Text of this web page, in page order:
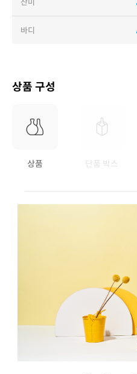
바디
상품 구성
상품 단품 박스